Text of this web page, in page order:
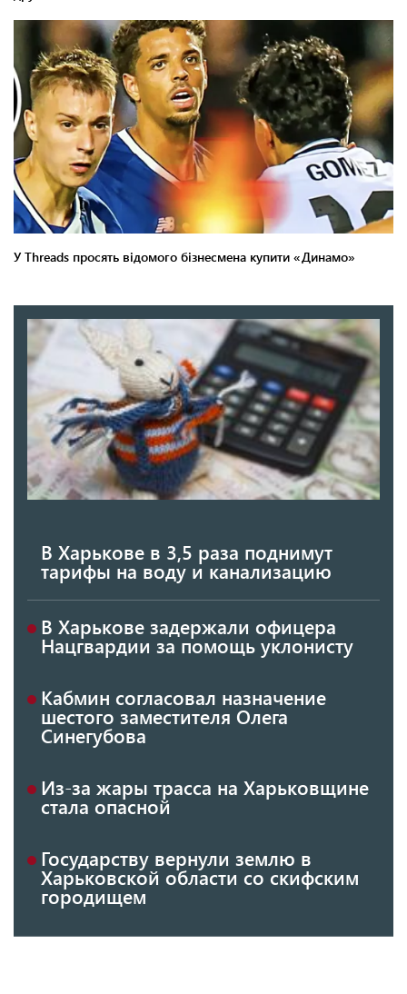
В Харькове в 3,5 раза поднимут
тарифы на воду и канализацию
В Харькове задержали офицера
Нацгвардии за помощь уклонисту
Кабмин согласовал назначение
шестого заместителя Олега
Синегубова
Из-за жары трасса на Харьковщине
стала опасной
Государству вернули землю в
Харьковской области со скифским
городищем